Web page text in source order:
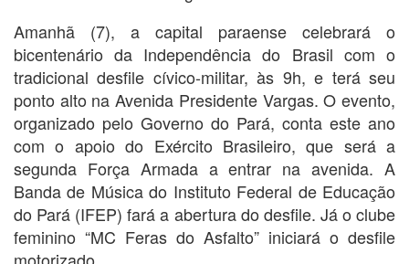
Amanhã (7), a capital paraense celebrará o
bicentenário da Independência do Brasil com o
tradicional desfile cívico-militar, às 9h, e terá seu
ponto alto na Avenida Presidente Vargas. O evento,
organizado pelo Governo do Pará, conta este ano
com o apoio do Exército Brasileiro, que será a
segunda Força Armada a entrar na avenida. A
Banda de Música do Instituto Federal de Educação
do Pará (IFEP) fará a abertura do desfile. Já o clube
feminino “MC Feras do Asfalto” iniciará o desfile